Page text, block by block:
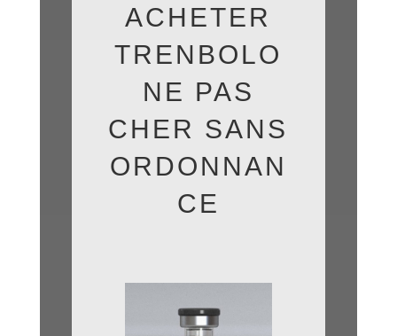
ACHETER
TRENBOLO
NE PAS
CHER SANS
ORDONNAN
CE